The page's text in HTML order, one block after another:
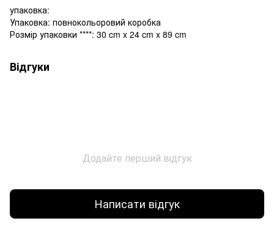
упаковка:
Упаковка: повнокольоровий коробка
Розмір упаковки ****: 30 cm x 24 cm x 89 cm
Відгуки
Додайте перший відгук
Написати відгук